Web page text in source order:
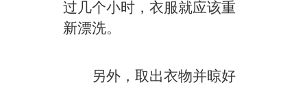
过几个小时，衣服就应该重
新漂洗。
另外，取出衣物并晾好